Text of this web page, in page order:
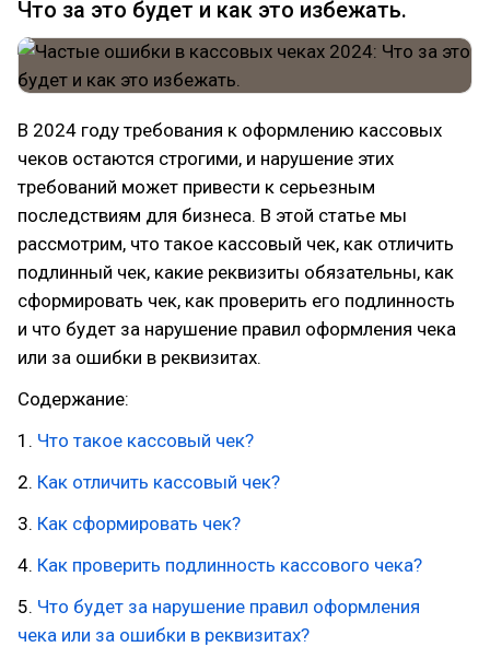
Что за это будет и как это избежать.
В 2024 году требования к оформлению кассовых
чеков остаются строгими, и нарушение этих
требований может привести к серьезным
последствиям для бизнеса. В этой статье мы
рассмотрим, что такое кассовый чек, как отличить
подлинный чек, какие реквизиты обязательны, как
сформировать чек, как проверить его подлинность
и что будет за нарушение правил оформления чека
или за ошибки в реквизитах.
Содержание:
1. Что такое кассовый чек?
2. Как отличить кассовый чек?
3. Как сформировать чек?
4. Как проверить подлинность кассового чека?
5. Что будет за нарушение правил оформления
чека или за ошибки в реквизитах?